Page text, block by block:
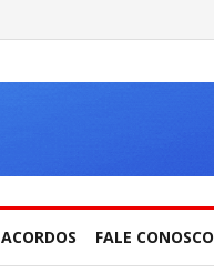
ACORDOS FALE CONOSCO